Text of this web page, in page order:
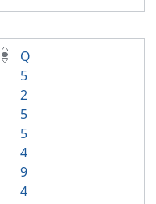
Q
5
2
5
5
4
9
4